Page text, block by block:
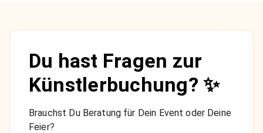
Du hast Fragen zur
Künstlerbuchung? ✨
Brauchst Du Beratung für Dein Event oder Deine
Feier?